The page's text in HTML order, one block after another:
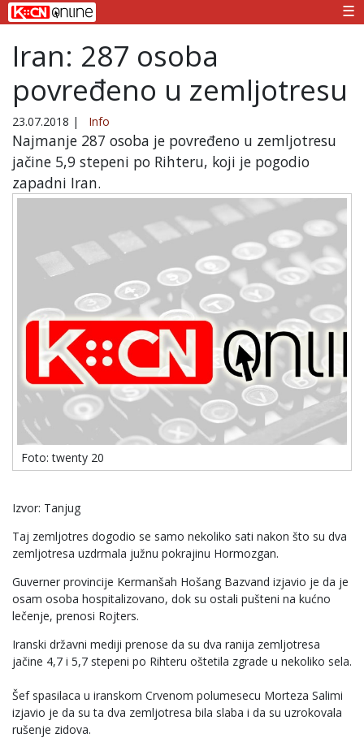
☰
Iran: 287 osoba
povređeno u zemljotresu
23.07.2018 | Info
Najmanje 287 osoba je povređeno u zemljotresu
jačine 5,9 stepeni po Rihteru, koji je pogodio
zapadni Iran.
Foto: twenty 20
Izvor: Tanjug
Taj zemljotres dogodio se samo nekoliko sati nakon što su dva
zemljotresa uzdrmala južnu pokrajinu Hormozgan.
Guverner provincije Kermanšah Hošang Bazvand izjavio je da je
osam osoba hospitalizovano, dok su ostali pušteni na kućno
lečenje, prenosi Rojters.
Iranski državni mediji prenose da su dva ranija zemljotresa
jačine 4,7 i 5,7 stepeni po Rihteru oštetila zgrade u nekoliko sela.
Šef spasilaca u iranskom Crvenom polumesecu Morteza Salimi
izjavio je da su ta dva zemljotresa bila slaba i da su uzrokovala
rušenje zidova.